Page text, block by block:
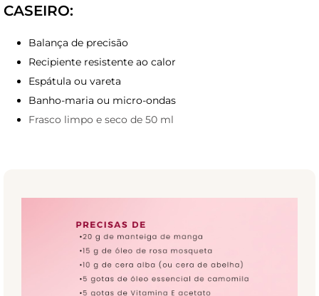
CASEIRO:
Balança de precisão
Recipiente resistente ao calor
Espátula ou vareta
Banho-maria ou micro-ondas
Frasco limpo e seco de 50 ml